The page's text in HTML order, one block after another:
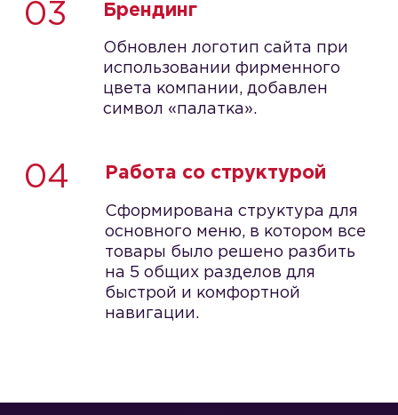
03 Брендинг
Обновлен логотип сайта при
использовании фирменного
цвета компании, добавлен
символ «палатка».
04 Работа со структурой
Сформирована структура для
основного меню, в котором все
товары было решено разбить
на 5 общих разделов для
быстрой и комфортной
навигации.